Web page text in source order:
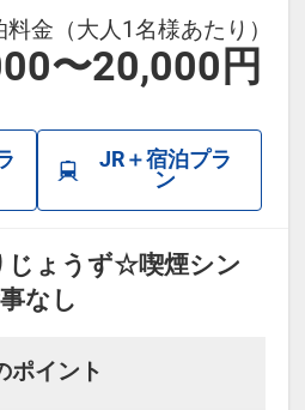
金（大人1名様あたり）
〜20,000円
JR＋宿泊プラ
ン
じょうず☆喫煙シン
なし
ポイント